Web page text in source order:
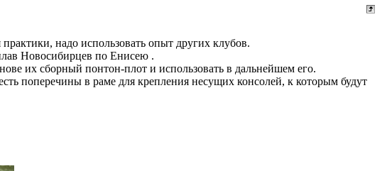
надо использовать опыт других клубов.
Новосибирцев по Енисею .
их сборный понтон-плот и использовать в дальнейшем его.
поперечины в раме для крепления несущих консолей, к которым будут